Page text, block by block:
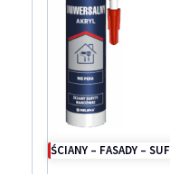
ŚCIANY – FASADY –